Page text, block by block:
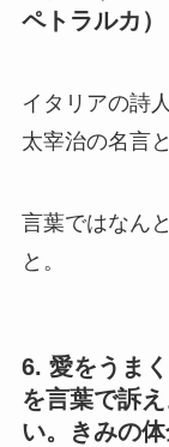
ペトラルカ）
イタリアの詩
太宰治の名言
言葉ではなん
と。
6. 愛をうま
を言葉で訴
い。きみの